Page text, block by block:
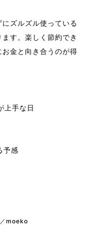
にズルズル使っている
す。 楽しく節約でき
お金と向き合うのが得
上手な日
予感
moeko